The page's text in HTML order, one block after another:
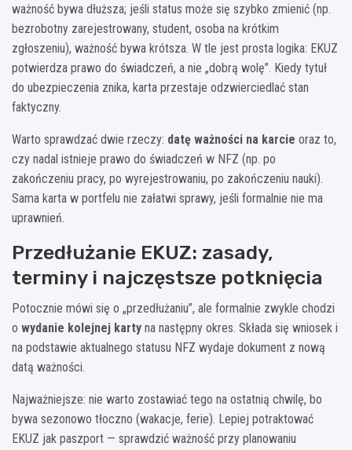
ważność bywa dłuższa; jeśli status może się szybko zmienić (np.
bezrobotny zarejestrowany, student, osoba na krótkim
zgłoszeniu), ważność bywa krótsza. W tle jest prosta logika: EKUZ
potwierdza prawo do świadczeń, a nie „dobrą wolę”. Kiedy tytuł
do ubezpieczenia znika, karta przestaje odzwierciedlać stan
faktyczny.
Warto sprawdzać dwie rzeczy: datę ważności na karcie oraz to,
czy nadal istnieje prawo do świadczeń w NFZ (np. po
zakończeniu pracy, po wyrejestrowaniu, po zakończeniu nauki).
Sama karta w portfelu nie załatwi sprawy, jeśli formalnie nie ma
uprawnień.
Przedłużanie EKUZ: zasady,
terminy i najczęstsze potknięcia
Potocznie mówi się o „przedłużaniu”, ale formalnie zwykle chodzi
o wydanie kolejnej karty na następny okres. Składa się wniosek i
na podstawie aktualnego statusu NFZ wydaje dokument z nową
datą ważności.
Najważniejsze: nie warto zostawiać tego na ostatnią chwilę, bo
bywa sezonowo tłoczno (wakacje, ferie). Lepiej potraktować
EKUZ jak paszport — sprawdzić ważność przy planowaniu